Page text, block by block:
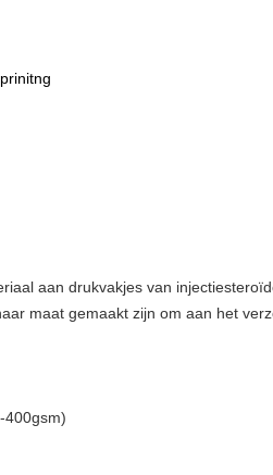
aan drukvakjes van
maat gemaakt zijn om aan het
400gsm)